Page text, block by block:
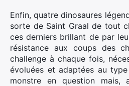
Enfin, quatre dinosaures
sorte de Saint Graal de tout
ces derniers brillant de par
résistance aux coups des
challenge à chaque fois,
évoluées et adaptées au
monstre en question mais,